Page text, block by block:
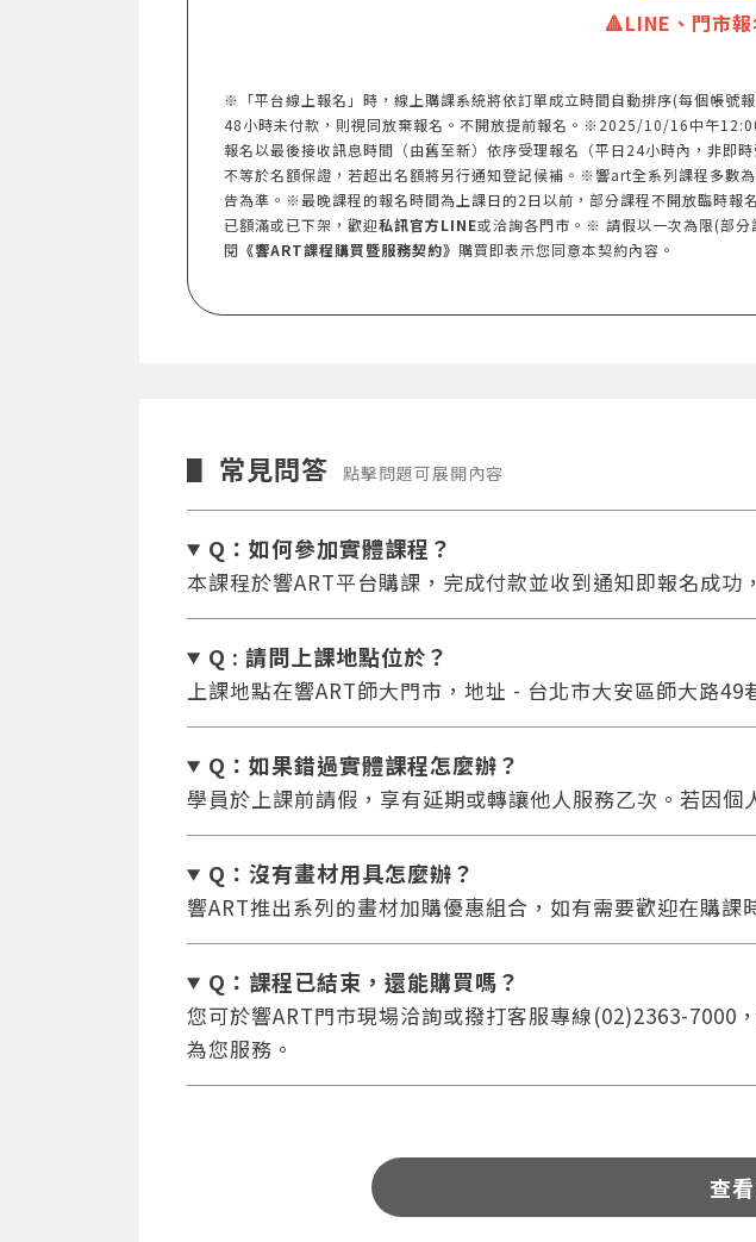
🔺LINE、門市
※「平台線上報名」時，線上購課系統將依訂單成立時間自動排序(每個帳號
48小時未付款，則視同放棄報名。不開放提前報名。※2025/10/16中午
報名以最後接收訊息時間（由舊至新）依序受理報名（平日24小時內，非即
不等於名額保證，若超出名額將另行通知登記候補。※響art全系列課程多數
告為準。※最晚課程的報名時間為上課日的2日以前，部分課程不開放臨時
已額滿或已下架，歡迎私訊官方LINE或洽詢各門市。※ 請假以一次為限(部
閱 《響ART課程購買暨服務契約》 購買即表示您同意本契約內容。
▋ 常見問答 點擊問題可展開內容
Q：如何參加實體課程？
本課程於響ART平台購課，完成付款並收到通知即報名成功
Q : 請問上課地點位於？
上課地點在響ART師大門市，地址 - 台北市大安區師大路49
Q：如果錯過實體課程怎麼辦？
學員於上課前請假，享有延期或轉讓他人服務乙次。若因個
Q：沒有畫材用具怎麼辦？
響ART推出系列的畫材加購優惠組合，如有需要歡迎在購課
Q：課程已結束，還能購買嗎？
您可於響ART門市現場洽詢或撥打客服專線(02)2363-7000
為您服務。
查